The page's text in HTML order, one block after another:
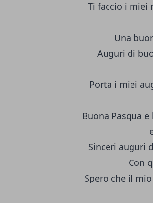
Ti faccio i miei
Una
Auguri di
Porta i miei
Buona Pasqua
Sinceri auguri
Con
Spero che il